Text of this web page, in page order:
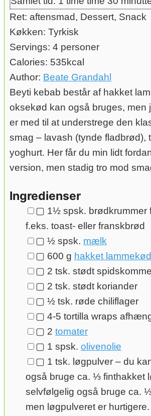
Ret: aftensmad, Dessert, Snack
Køkken: Tyrkisk
Servings: 4 personer
Calories: 535kcal
Author: Beate Grandahl
Beyti kebab består af hakket
oksekød kan også bruges, men
er med til at understrege den
smag – lavash (tynde fladbrød),
yoghurt. Her får du min lidt
version, men stadig tro mod
Ingredienser
▢ 1½ spsk. brødkrummer
f.eks. toast- eller franskbrød
▢ ½ spsk. mælk
▢ 600 g hakket lammekød
▢ 2 tsk. stødt
▢ 2 tsk. stødt koriander
▢ ½ tsk. røde chiliflager
▢ 4-5 tortilla wraps
▢ 2 tomater
▢ 1 spsk. olivenolie
▢ 1 tsk. løgpulver – du
også bruge ca. ⅓ finthakket
selvfølgelig også bruge ca.
men løgpulveret er